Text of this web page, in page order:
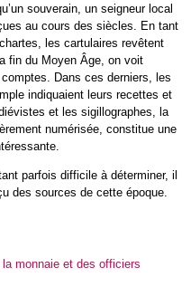
souverain, un seigneur local
au cours des siècles. En tant
les cartulaires revêtent
fin du Moyen Âge, on voit
Dans ces derniers, les
indiquaient leurs recettes et
et les sigillographes, la
numérisée, constitue une
parfois difficile à déterminer, il
des sources de cette époque.
monnaie et des officiers